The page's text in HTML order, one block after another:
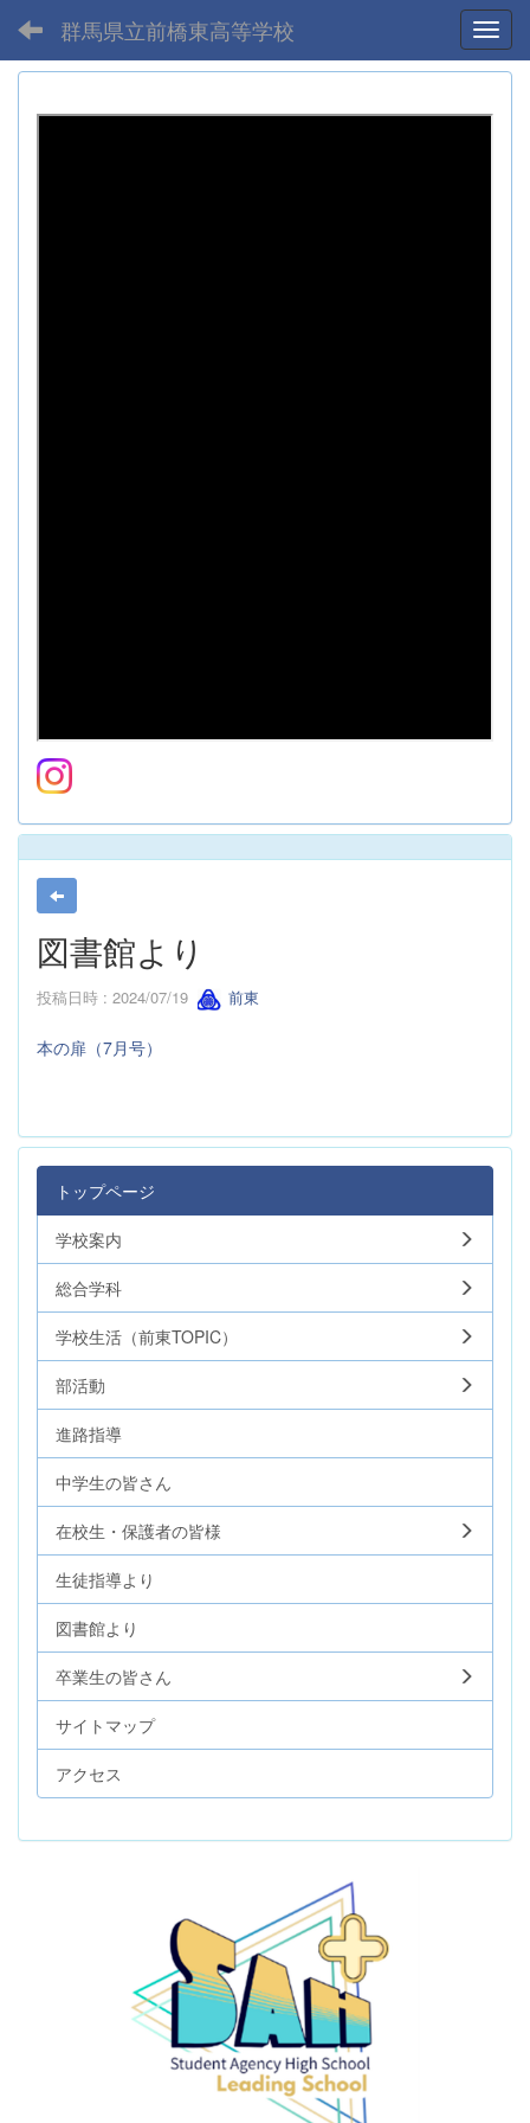
群馬県立前橋東高等学校
図書館より
投稿日時 : 2024/07/19 前東
本の扉（7月号）
トップページ
学校案内
総合学科
学校生活（前東TOPIC）
部活動
進路指導
中学生の皆さん
在校生・保護者の皆様
生徒指導より
図書館より
卒業生の皆さん
サイトマップ
アクセス